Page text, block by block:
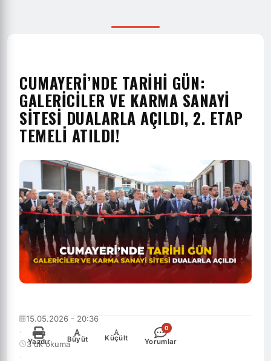
CUMAYERİ’NDE TARİHİ GÜN:
GALERİCİLER VE KARMA SANAYİ
SİTESİ DUALARLA AÇILDI, 2. ETAP
TEMELİ ATILDI!
15.05.2026 - 20:36
·
3 dk okuma
·
Yazdır
+
Büyüt
-
Küçült
0
Yorumlar